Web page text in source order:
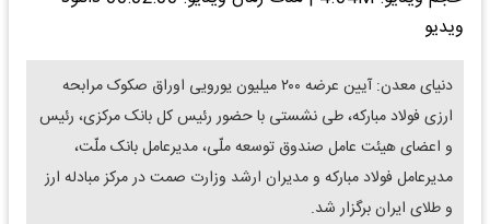
ویدیو
دنیای معدن: آیین عرضه ۲۰۰ میلیون یورویى اوراق صکوک مرابحه
ارزى فولاد مبارکه، طى نشستى با حضور رئیس کل بانک مرکزى، رئیس
و اعضای هیئت عامل صندوق توسعه ملّى، مدیرعامل بانک ملّت،
مدیرعامل فولاد مبارکه و مدیران ارشد وزارت صمت در مرکز مبادله ارز
و طلاى ایران برگزار شد.